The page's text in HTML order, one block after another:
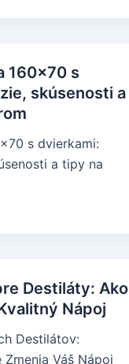
160x70 s
skúsenosti a
s dvierkami:
a tipy na
Destiláty: Ako
Nápoj
Destilátov:
Váš Nápoj